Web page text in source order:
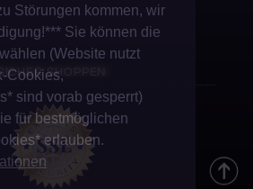
SHOPPEN
Störungen kommen, wir
Sie können die
(Website nutzt
Cookies,
sind vorab gesperrt)
für bestmöglichen
erlauben.